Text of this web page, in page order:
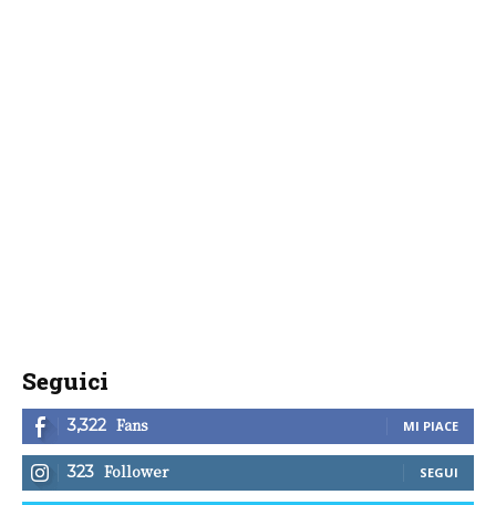
Seguici
3,322 Fans MI PIACE
323 Follower SEGUI